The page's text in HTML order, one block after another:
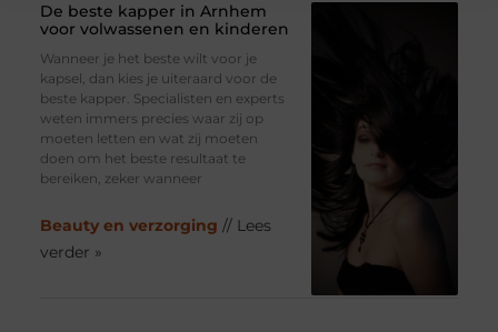
De beste kapper in Arnhem
voor volwassenen en kinderen
Wanneer je het beste wilt voor je
kapsel, dan kies je uiteraard voor de
beste kapper. Specialisten en experts
weten immers precies waar zij op
moeten letten en wat zij moeten
doen om het beste resultaat te
bereiken, zeker wanneer
Beauty en verzorging // Lees
verder »